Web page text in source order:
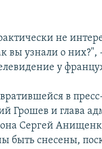
не
вы узнали о них?",
у
в
Грошев и глава
Сергей
быть снесены,